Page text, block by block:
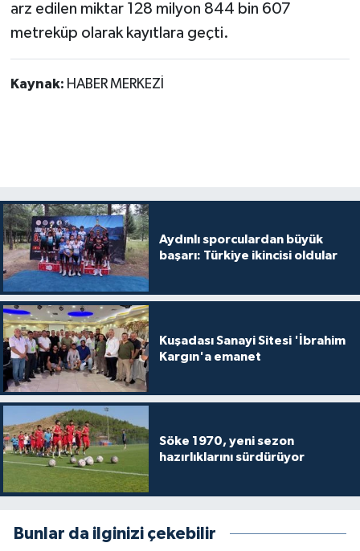
arz edilen miktar 128 milyon 844 bin 607
metreküp olarak kayıtlara geçti.
Kaynak: HABER MERKEZİ
Aydınlı sporculardan büyük
başarı: Türkiye ikincisi oldular
Kuşadası Sanayi Sitesi 'İbrahim
Kargın'a emanet
Söke 1970, yeni sezon
hazırlıklarını sürdürüyor
Bunlar da ilginizi çekebilir